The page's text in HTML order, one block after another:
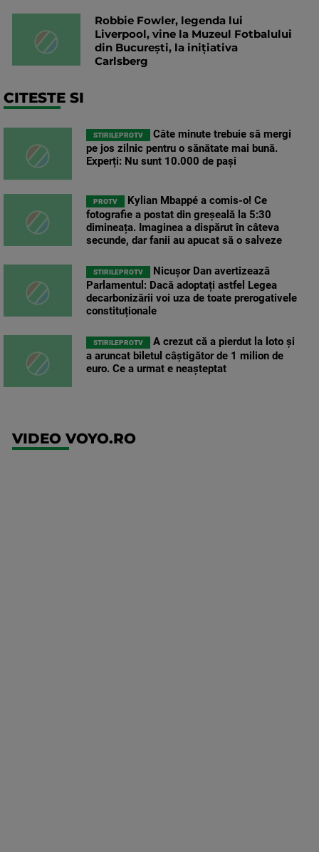
Robbie Fowler, legenda lui
Liverpool, vine la Muzeul Fotbalului
din București, la inițiativa
Carlsberg
CITESTE SI
STIRILEPROTV
Câte minute trebuie să mergi
pe jos zilnic pentru o sănătate mai bună.
Experți: Nu sunt 10.000 de pași
PROTV
Kylian Mbappé a comis-o! Ce
fotografie a postat din greșeală la 5:30
dimineața. Imaginea a dispărut în câteva
secunde, dar fanii au apucat să o salveze
STIRILEPROTV
Nicușor Dan avertizează
Parlamentul: Dacă adoptați astfel Legea
decarbonizării voi uza de toate prerogativele
constituționale
STIRILEPROTV
A crezut că a pierdut la loto și
a aruncat biletul câștigător de 1 milion de
euro. Ce a urmat e neașteptat
VIDEO VOYO.RO